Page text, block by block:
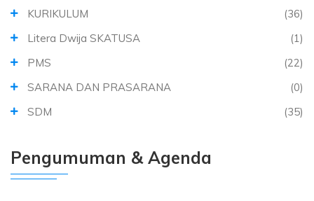
KURIKULUM
(36)
Litera Dwija SKATUSA
(1)
PMS
(22)
SARANA DAN PRASARANA
(0)
SDM
(35)
Pengumuman & Agenda